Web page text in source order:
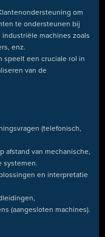
om
te ondersteunen bij
machines zoals
enz.
speelt een cruciale rol in
van de
(telefonisch,
afstand van mechanische,
systemen.
en interpretatie
(aangesloten machines).